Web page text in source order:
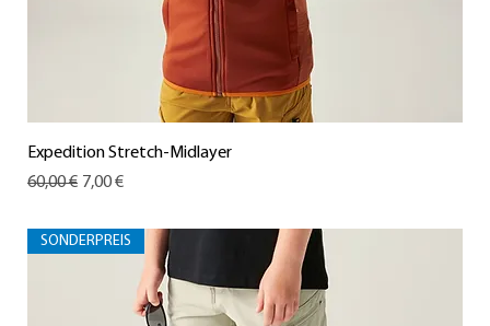
Expedition Stretch-Midlayer
Standardpreis
60,00 € Sale-Preis
7,00 €
SONDERPREIS